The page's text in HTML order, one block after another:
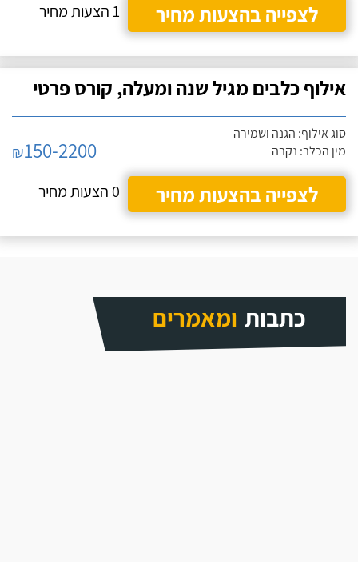
לצפייה בהצעות מחיר
1 הצעות מחיר
אילוף כלבים מגיל שנה ומעלה, קורס פרטי
סוג אילוף: הגנה ושמירה
מין הכלב: נקבה
₪150-2200
לצפייה בהצעות מחיר
0 הצעות מחיר
כתבות ומאמרים